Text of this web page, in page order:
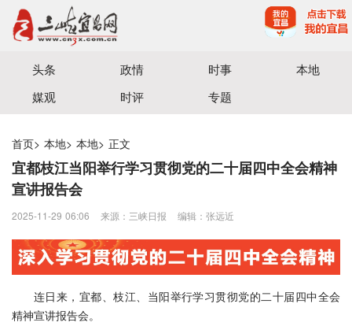
宜昌三峡融媒体中心主办
头条 政情 时事
本地
媒观
时评 专题
首页> 本地> 本地> 正文
宜都枝江当阳举行学习贯彻党的二十届四中全会精神
宣讲报告会
2025-11-29 06:06 来源：三峡日报 编辑：张远近
连日来，宜都、枝江、当阳举行学习贯彻党的二十届四中全会
精神宣讲报告会。